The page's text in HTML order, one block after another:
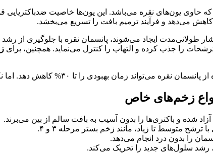
می‌دهد و فرآیند ترمیم بافت را تسریع می‌بخشد.
طولانی‌مدت ایجاد می‌شوند، پانسمان نقره با جلوگیری از
را جذب کرده و التهاب را کنترل می‌نماید. همچنین، برای
زخم‌های خاص
شده و باکتری‌ها را بدون آسیب به بافت سالم از بین می‌برند.
متوسط تا زیاد، مانند زخم بستر مرحله ۳ و ۴.
را بدون درد انجام می‌دهد.
سلول‌های جدید را تحریک می‌کند.